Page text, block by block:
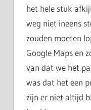
het hele stuk
weg niet ineens
zouden moeten
Google Maps en
van dat we het
was dat het een
zijn er niet altijd